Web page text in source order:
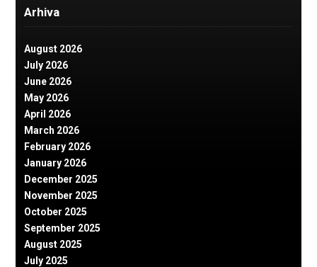
Arhiva
August 2026
July 2026
June 2026
May 2026
April 2026
March 2026
February 2026
January 2026
December 2025
November 2025
October 2025
September 2025
August 2025
July 2025